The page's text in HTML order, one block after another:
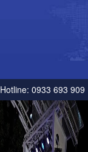
Hotline: 0933 693 909